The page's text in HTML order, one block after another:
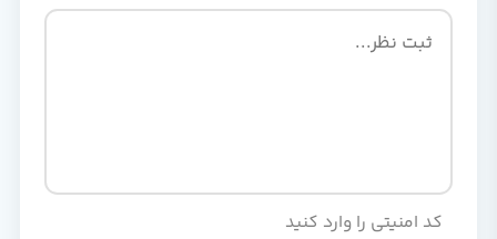
کد امنیتی را وارد کنید